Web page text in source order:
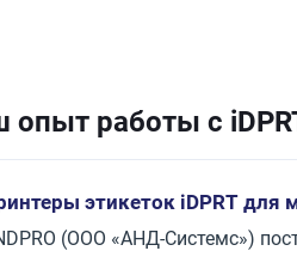
опыт работы с
этикеток iDPRT для
(ООО «АНД-Системс»)